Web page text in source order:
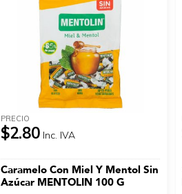
PRECIO
$2.80 Inc. IVA
Caramelo Con Miel Y Mentol Sin
Azúcar MENTOLIN 100 G